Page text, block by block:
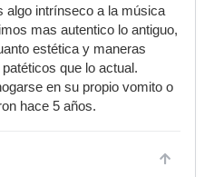
algo intrínseco a la música
mas autentico lo antiguo,
estética y maneras
que lo actual.
en su propio vomito o
hace 5 años.